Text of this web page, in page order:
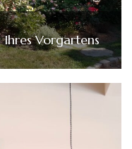
Vorgartens